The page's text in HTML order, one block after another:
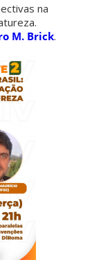
na
M. Brick.